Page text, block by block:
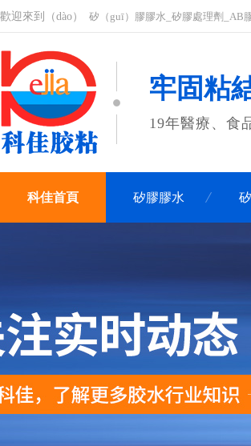
歡迎來到（dào） 矽（guī）膠膠水_矽膠處理劑_AB
牢固粘
19年醫療、食
科佳首頁 矽膠膠水